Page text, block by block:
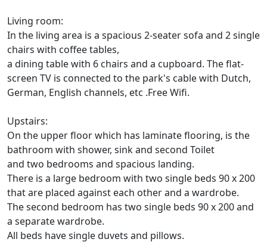
Living room:
In the living area is a spacious 2-seater sofa and 2 single
chairs with coffee tables,
a dining table with 6 chairs and a cupboard. The flat-
screen TV is connected to the park's cable with Dutch,
German, English channels, etc .Free Wifi.
Upstairs:
On the upper floor which has laminate flooring, is the
bathroom with shower, sink and second Toilet
and two bedrooms and spacious landing.
There is a large bedroom with two single beds 90 x 200
that are placed against each other and a wardrobe.
The second bedroom has two single beds 90 x 200 and
a separate wardrobe.
All beds have single duvets and pillows.